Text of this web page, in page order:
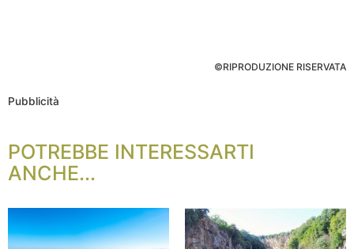
©RIPRODUZIONE RISERVATA
Pubblicità
POTREBBE INTERESSARTI
ANCHE...